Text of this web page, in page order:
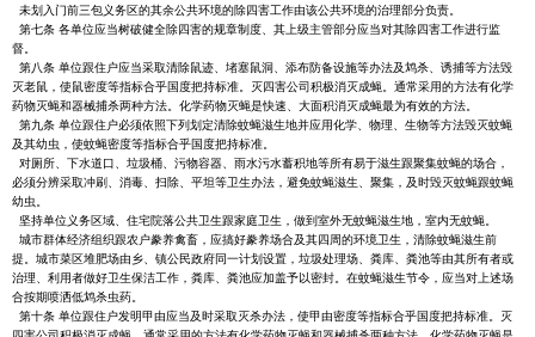
未划入门前三包义务区的其余公共环境的除四害工作由该公共环境的治理部分负责。
第七条 各单位应当树破健全除四害的规章制度、其上级主管部分应当对其除四害工作进行监
督。
第八条 单位跟住户应当采取清除鼠迹、堵塞鼠洞、添布防备设施等办法及鸩杀、诱捕等方法毁
灭老鼠，使鼠密度等指标合乎国度把持标准。灭四害公司积极消灭成蝇。通常采用的方法有化学
药物灭蝇和器械捕杀两种方法。化学药物灭蝇是快速、大面积消灭成蝇最为有效的方法。
第九条 单位跟住户必须依照下列划定清除蚊蝇滋生地并应用化学、物理、生物等方法毁灭蚊蝇
及其幼虫，使蚊蝇密度等指标合乎国度把持标准。
对厕所、下水道口、垃圾桶、污物容器、雨水污水蓄积地等所有易于滋生跟聚集蚊蝇的场合，
必须分辨采取冲刷、消毒、扫除、平坦等卫生办法，避免蚊蝇滋生、聚集，及时毁灭蚊蝇跟蚊蝇
幼虫。
坚持单位义务区域、住宅院落公共卫生跟家庭卫生，做到室外无蚊蝇滋生地，室内无蚊蝇。
城市群体经济组织跟农户豢养禽畜，应搞好豢养场合及其四周的环境卫生，清除蚊蝇滋生前
提。城市菜区堆肥场由乡、镇公民政府同一计划设置，垃圾处理场、粪库、粪池等由其所有者或
治理、利用者做好卫生保洁工作，粪库、粪池应加盖予以密封。在蚊蝇滋生节令，应当对上述场
合按期喷洒低鸩杀虫药。
第十条 单位跟住户发明甲由应当及时采取灭杀办法，使甲由密度等指标合乎国度把持标准。灭